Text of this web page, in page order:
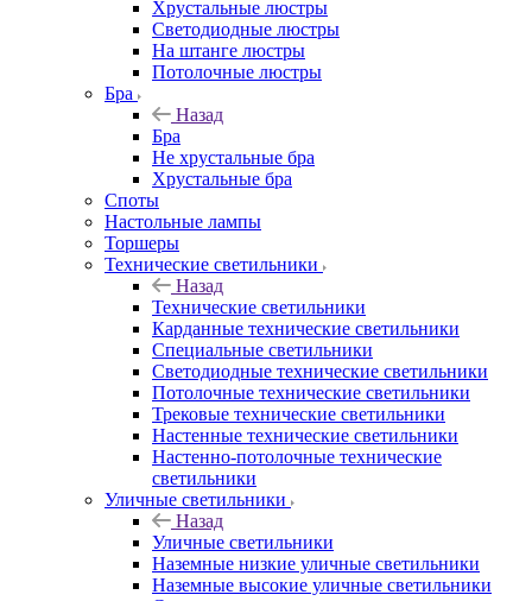
Хрустальные люстры
Светодиодные люстры
На штанге люстры
Потолочные люстры
Бра
Назад
Бра
Не хрустальные бра
Хрустальные бра
Споты
Настольные лампы
Торшеры
Технические светильники
Назад
Технические светильники
Карданные технические светильники
Специальные светильники
Светодиодные технические светильники
Потолочные технические светильники
Трековые технические светильники
Настенные технические светильники
Настенно-потолочные технические
светильники
Уличные светильники
Назад
Уличные светильники
Наземные низкие уличные светильники
Наземные высокие уличные светильники